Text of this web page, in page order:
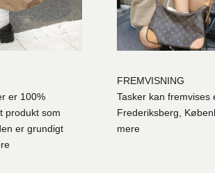
er 100%
produkt som
er grundigt
FREMVISNING
Tasker kan fremvises
Frederiksberg,
mere